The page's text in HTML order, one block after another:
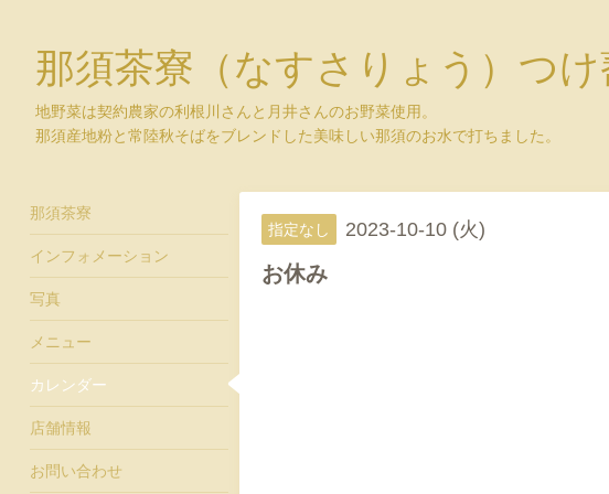
那須茶寮（なすさりょう）つ
地野菜は契約農家の利根川さんと月井さんのお野菜使用。
那須産地粉と常陸秋そばをブレンドした美味しい那須のお水で打ちました。
指定なし 2023-10-10 (火)
お休み
那須茶寮
インフォメーション
写真
メニュー
カレンダー
店舗情報
お問い合わせ